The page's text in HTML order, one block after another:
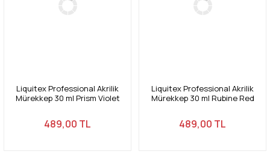
Liquitex Professional Akrilik
Mürekkep 30 ml Prism Violet
489,00 TL
Liquitex Professional Akrilik
Mürekkep 30 ml Rubine Red
489,00 TL